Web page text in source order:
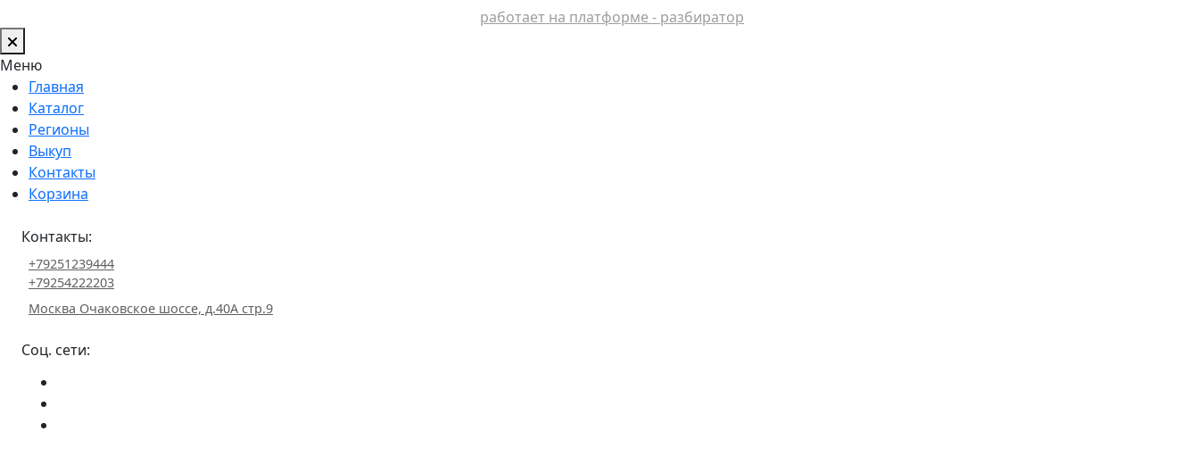
работает на платформе - разбиратор
Меню
Главная
Каталог
Регионы
Выкуп
Контакты
Корзина
Контакты:
+79251239444
+79254222203
Москва Очаковское шоссе, д.40А стр.9
Соц. сети: